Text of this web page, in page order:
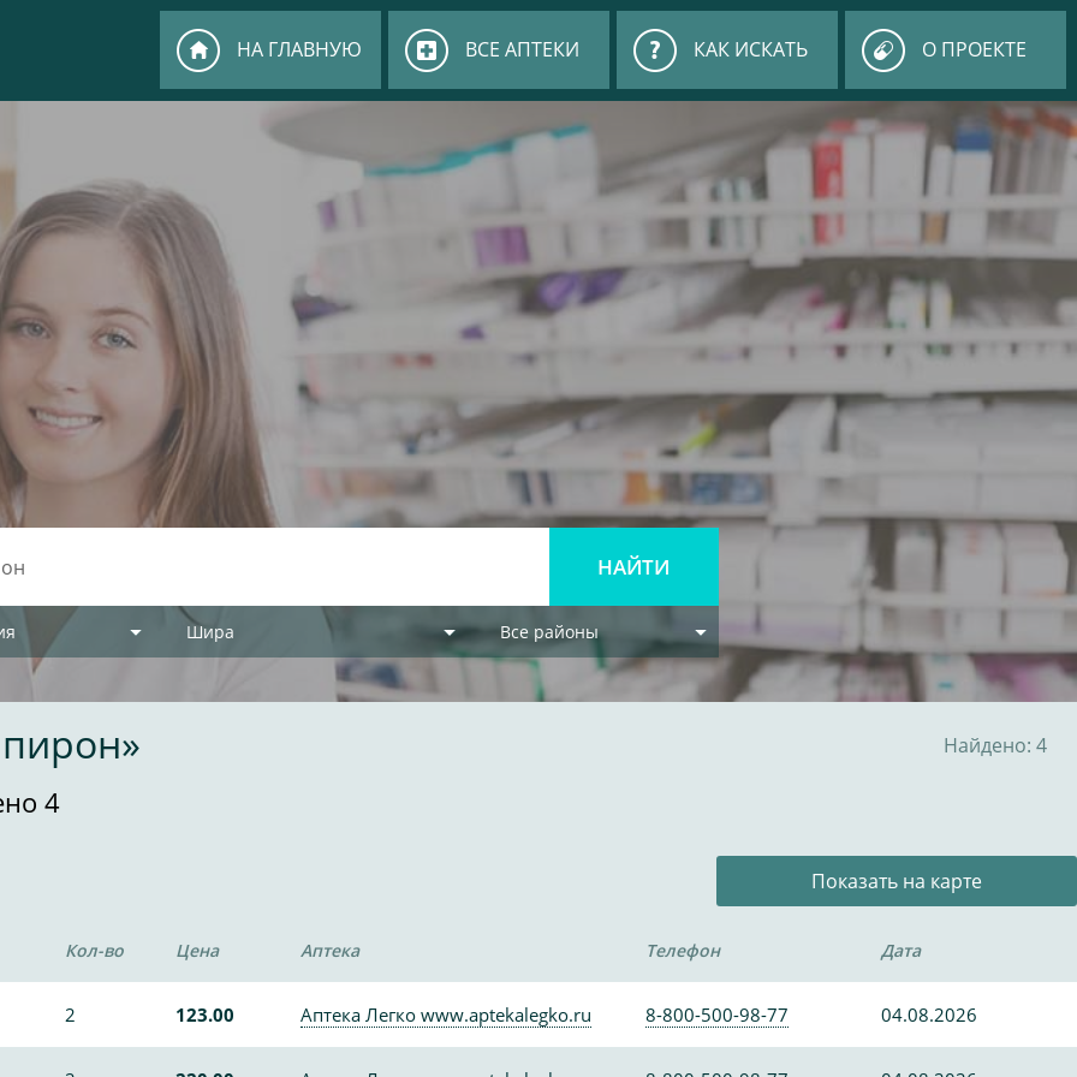
НА ГЛАВНУЮ ВСЕ АПТЕКИ КАК ИСКАТЬ О ПРОЕКТЕ
Шира Все районы
Найдено: 4
4
Показать на карте
Кол-во Цена Аптека Телефон Дата
2 123.00 Аптека Легко www.aptekalegko.ru 8-800-500-98-77 04.08.2026